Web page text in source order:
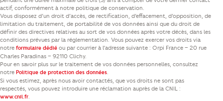
actif, conformément à notre politique de conservation.
Vous disposez d’un droit d’accès, de rectification, d’effacement, d’opposition, de
limitation du traitement, de portabilité de vos données ainsi que du droit de
définir des directives relatives au sort de vos données après votre décès, dans les
conditions prévues par la réglementation. Vous pouvez exercer vos droits via
notre formulaire dédié ou par courrier à l’adresse suivante : Orpi France – 20 rue
Charles Paradinas – 92110 Clichy.
Pour en savoir plus sur le traitement de vos données personnelles, consultez
notre Politique de protection des données.
Si vous estimez, après nous avoir contactés, que vos droits ne sont pas
respectés, vous pouvez introduire une réclamation auprès de la CNIL :
www.cnil.fr.